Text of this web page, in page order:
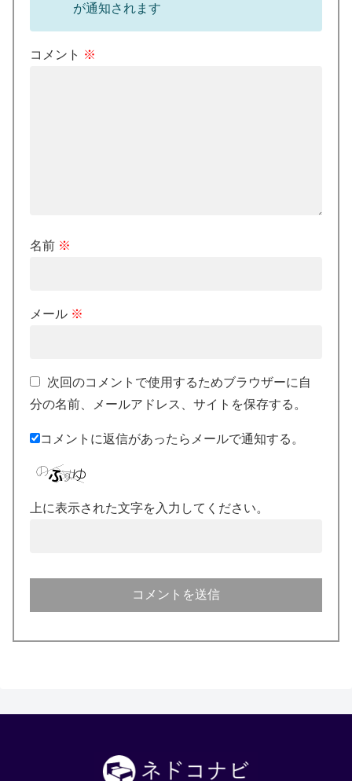
が通知されます
コメント ※
名前 ※
メール ※
次回のコメントで使用するためブラウザーに自
分の名前、メールアドレス、サイトを保存する。
コメントに返信があったらメールで通知する。
上に表示された文字を入力してください。